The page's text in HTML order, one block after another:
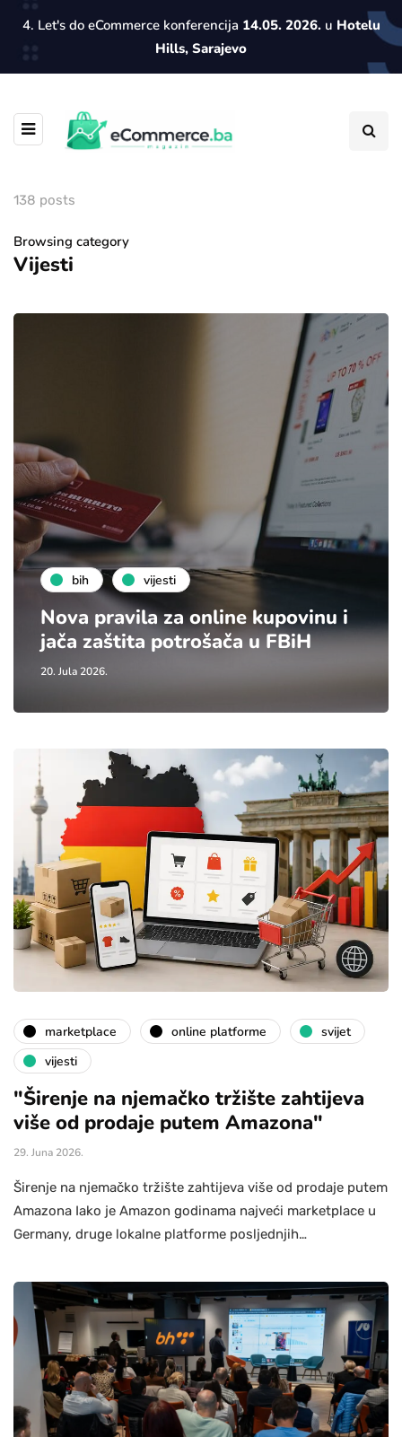
4. Let's do eCommerce konferencija 14.05. 2026.u Hotelu
Hills, Sarajevo
138 posts
Browsing category
Vijesti
bih vijesti
Nova pravila za online kupovinu i
jača zaštita potrošača u FBiH
20. Jula 2026.
marketplace online platforme
svijet
vijesti
"Širenje na njemačko tržište zahtijeva
više od prodaje putem Amazona"
29. Juna 2026.
Širenje na njemačko tržište zahtijeva više od prodaje putem
Amazona Iako je Amazon godinama najveći marketplace u
Germany, druge lokalne platforme posljednjih…